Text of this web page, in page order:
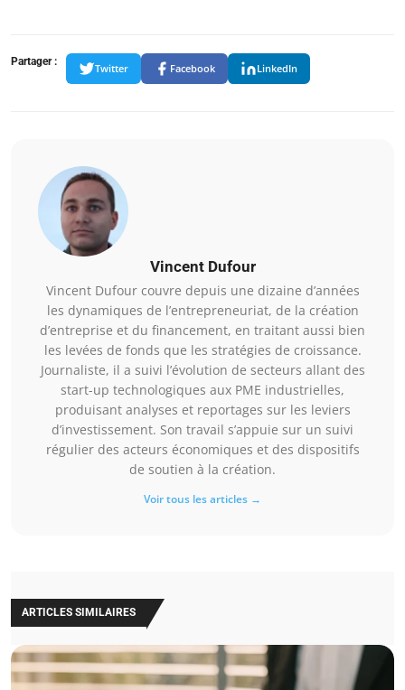
Partager :
Twitter Facebook LinkedIn
Vincent Dufour
Vincent Dufour couvre depuis une dizaine d’années
les dynamiques de l’entrepreneuriat, de la création
d’entreprise et du financement, en traitant aussi bien
les levées de fonds que les stratégies de croissance.
Journaliste, il a suivi l’évolution de secteurs allant des
start-up technologiques aux PME industrielles,
produisant analyses et reportages sur les leviers
d’investissement. Son travail s’appuie sur un suivi
régulier des acteurs économiques et des dispositifs
de soutien à la création.
Voir tous les articles →
ARTICLES SIMILAIRES